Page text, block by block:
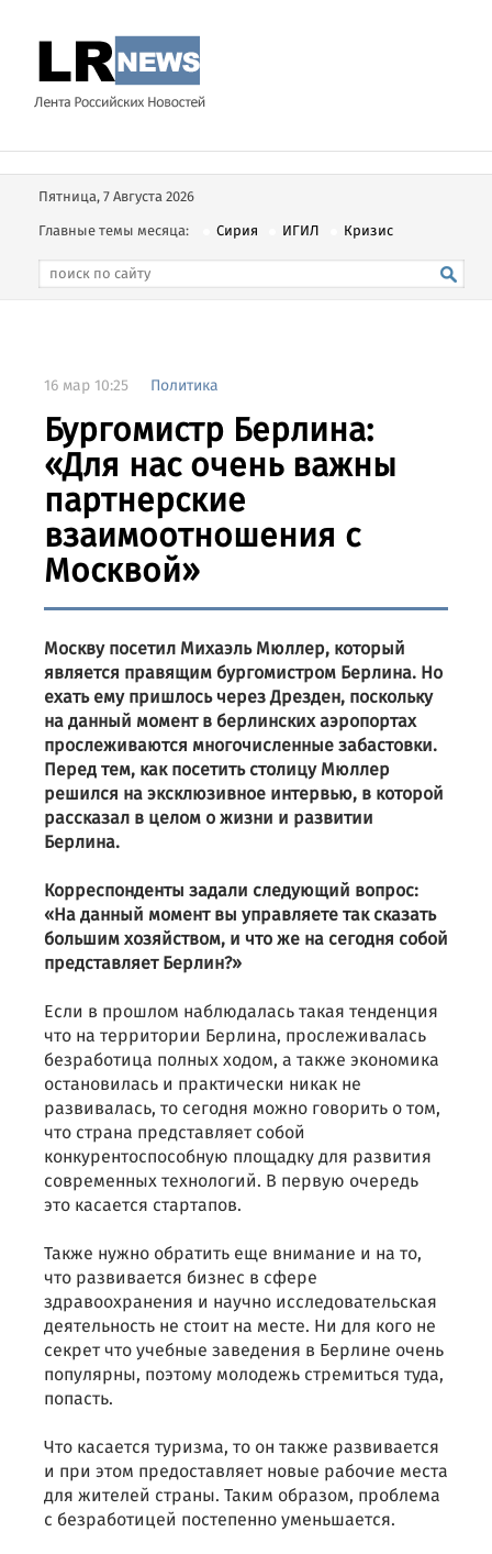
Пятница, 7 Августа 2026
Главные темы месяца:
Сирия ИГИЛ Кризис
16 мар 10:25 Политика
Бургомистр Берлина:
«Для нас очень важны
партнерские
взаимоотношения с
Москвой»
Москву посетил Михаэль Мюллер, который
является правящим бургомистром Берлина. Но
ехать ему пришлось через Дрезден, поскольку
на данный момент в берлинских аэропортах
прослеживаются многочисленные забастовки.
Перед тем, как посетить столицу Мюллер
решился на эксклюзивное интервью, в которой
рассказал в целом о жизни и развитии
Берлина.
Корреспонденты задали следующий вопрос:
«На данный момент вы управляете так сказать
большим хозяйством, и что же на сегодня собой
представляет Берлин?»
Если в прошлом наблюдалась такая тенденция
что на территории Берлина, прослеживалась
безработица полных ходом, а также экономика
остановилась и практически никак не
развивалась, то сегодня можно говорить о том,
что страна представляет собой
конкурентоспособную площадку для развития
современных технологий. В первую очередь
это касается стартапов.
Также нужно обратить еще внимание и на то,
что развивается бизнес в сфере
здравоохранения и научно исследовательская
деятельность не стоит на месте. Ни для кого не
секрет что учебные заведения в Берлине очень
популярны, поэтому молодежь стремиться туда,
попасть.
Что касается туризма, то он также развивается
и при этом предоставляет новые рабочие места
для жителей страны. Таким образом, проблема
с безработицей постепенно уменьшается.